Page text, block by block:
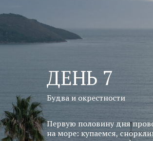
ДЕНЬ 7
Первую половину дня
на море: купаемся,
Будва и окрестности